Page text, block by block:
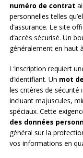
numéro de contrat
personnelles telles
d’assurance. Le site
d’accès sécurisé. Un
généralement en haut
L’inscription requiert
d’identifiant. Un mot
les critères de sécurité
incluant majuscules,
spéciaux. Cette
des données
général sur la
vos informations en